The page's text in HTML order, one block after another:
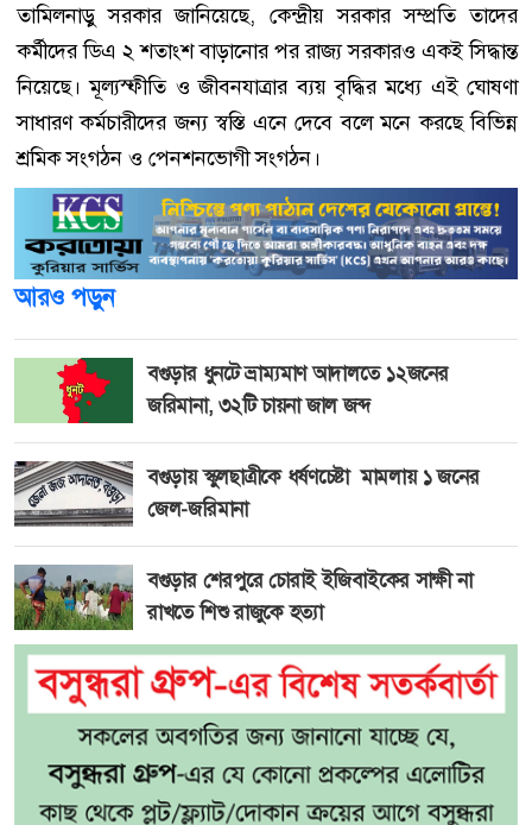
তামিলনাড়ু সরকার জানিয়েছে, কেন্দ্রীয় সরকার সম্প্রতি তাদের
কর্মীদের ডিএ ২ শতাংশ বাড়ানোর পর রাজ্য সরকারও একই সিদ্ধান্ত
নিয়েছে। মূল্যস্ফীতি ও জীবনযাত্রার ব্যয় বৃদ্ধির মধ্যে এই ঘোষণা
সাধারণ কর্মচারীদের জন্য স্বস্তি এনে দেবে বলে মনে করছে বিভিন্ন
শ্রমিক সংগঠন ও পেনশনভোগী সংগঠন।
আরও পড়ুন
বগুড়ার ধুনটে ভ্রাম্যমাণ আদালতে ১২জনের
জরিমানা, ৩২টি চায়না জাল জব্দ
বগুড়ায় স্কুলছাত্রীকে ধর্ষণচেষ্টা মামলায় ১ জনের
জেল-জরিমানা
বগুড়ার শেরপুরে চোরাই ইজিবাইকের সাক্ষী না
রাখতে শিশু রাজুকে হত্যা